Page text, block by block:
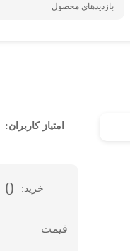
بازدیدهای محصول
امتیاز کاربران:
خرید 0